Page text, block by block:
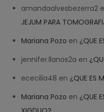
amandaalvesbezerra2
JEJUM PARA
Mariana Pozo en ¿QUE
jennifer.llanos2a en
ececilia48 en ¿QUE ES
Mariana Pozo en ¿QUE